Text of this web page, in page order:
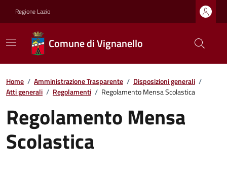
Regione Lazio
Comune di Vignanello
Home / Amministrazione Trasparente / Disposizioni generali /
Atti generali / Regolamenti / Regolamento Mensa Scolastica
Regolamento Mensa
Scolastica